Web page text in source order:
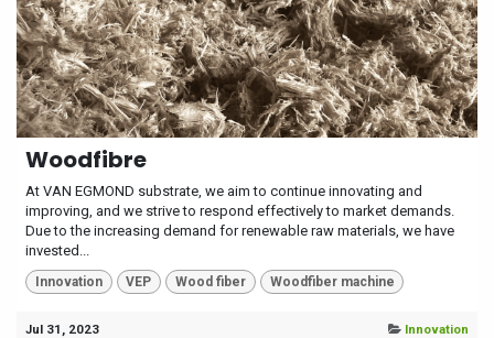
Woodfibre
At VAN EGMOND substrate, we aim to continue innovating and
improving, and we strive to respond effectively to market demands.
Due to the increasing demand for renewable raw materials, we have
invested...
Innovation VEP Wood fiber Woodfiber machine
Jul 31, 2023 Innovation